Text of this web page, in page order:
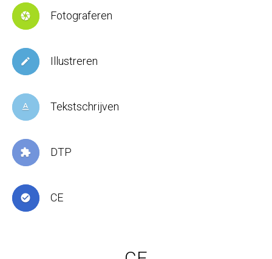
camera Fotograferen
create Illustreren
text_format Tekstschrijven
extension DTP
check_circle CE